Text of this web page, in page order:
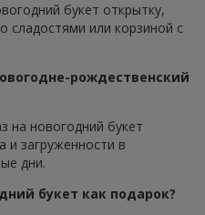
букет открытку,
сладостями или корзиной с
рождественский
на новогодний букет
и загруженности в
дни.
букет как подарок?